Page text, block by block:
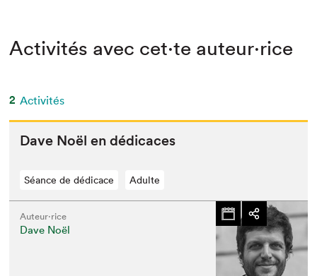
Activités avec cet·te auteur·rice
2 Activités
Dave Noël en dédicaces
Séance de dédicace Adulte
Auteur·rice
Dave Noël